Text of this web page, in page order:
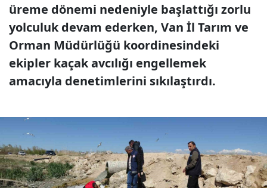
üreme dönemi nedeniyle başlattığı zorlu
yolculuk devam ederken, Van İl Tarım ve
Orman Müdürlüğü koordinesindeki
ekipler kaçak avcılığı engellemek
amacıyla denetimlerini sıkılaştırdı.